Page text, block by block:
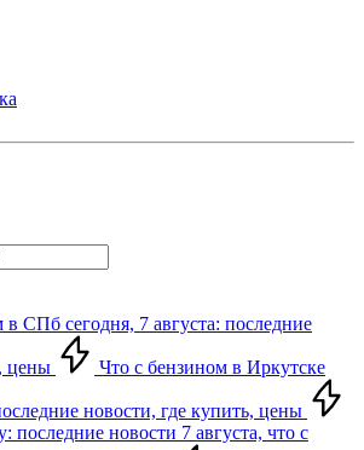
в СПб сегодня, 7 августа: последние
цены Что с бензином в Иркутске
новости, где купить, цены
новости 7 августа, что с